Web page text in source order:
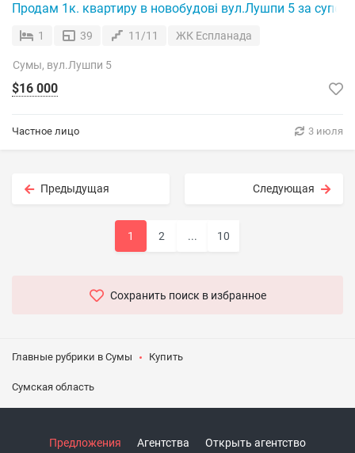
Продам 1к. квартиру в новобудові вул.Лушпи 5 за супер
1 39 11/11 ЖК Еспланада
Сумы, вул.Лушпи 5
$16 000
Частное лицо 3 июля
Предыдущая Следующая
1 2 ... 10
Сохранить поиск в избранное
Главные рубрики в Сумы Купить
Сумская область
Предложения Агентства Открыть агентство